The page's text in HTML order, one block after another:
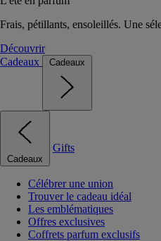
Frais, pétillants, ensoleillés. Une
Découvrir
Cadeaux
Cadeaux
Cadeaux
Gifts
Célébrer une union
Trouver le cadeau idéal
Les emblématiques
Offres exclusives
Coffrets parfum exclusifs